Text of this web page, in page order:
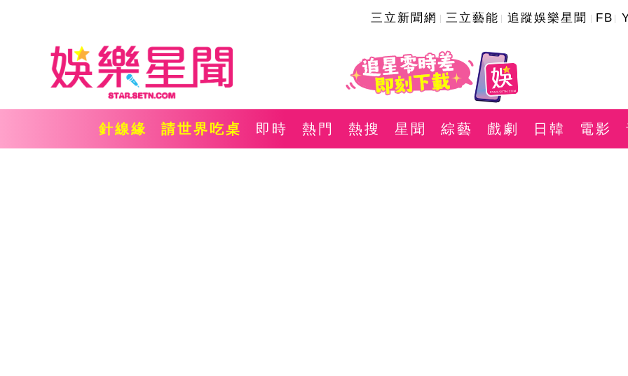
三立新聞網 三立藝能 追蹤娛樂星聞 FB
針線緣 請世界吃桌 即時 熱門 熱搜 星聞 綜藝 戲劇 日韓 電影